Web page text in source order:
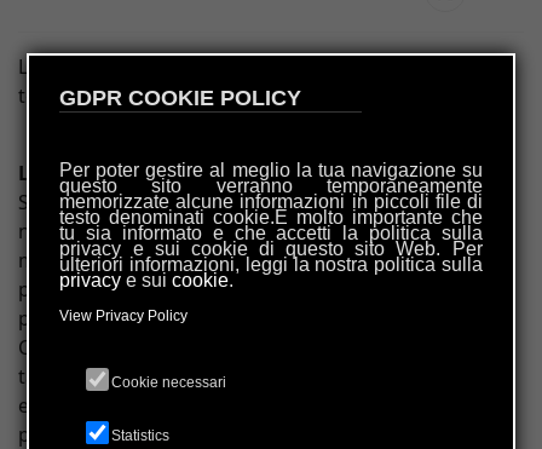
L’utilizzo del Sito implica per l’utente la conoscenza dei
termini e delle condizioni qui di seguito stabilite.
LIMITI ALL’UTILIZZO
Se non espressamente previsto, i contenuti del Sito
non possono, né in tutto né in parte, essere copiati,
modificati, riprodotti, trasferiti, caricati, scaricati,
pubblicati o distribuiti in qualsiasi modo senza il
preventivo consenso scritto di VIC-Volontari In
Carcere. È fatta salva la possibilità di immagazzinare
tali contenuti nel proprio computer o di stampare
estratti delle pagine del Sito ad uso esclusivamente
personale.
GDPR COOKIE POLICY
Per poter gestire al meglio la tua navigazione su
questo sito verranno temporaneamente
memorizzate alcune informazioni in piccoli file di
testo denominati cookie.È molto importante che
tu sia informato e che accetti la politica sulla
privacy e sui cookie di questo sito Web. Per
ulteriori informazioni, leggi la nostra politica sulla
privacy e suicookie.
View Privacy Policy
Cookie necessari
Statistics